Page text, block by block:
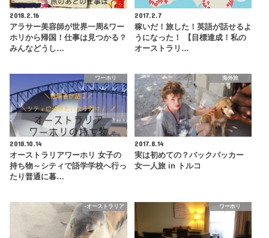
2018.2.16
アラサー美容師が世界一周&ワー
ホリから帰国！仕事は見つかる？
みんなどうし…
2017.2.7
稼いだ！旅した！英語が話せるよ
うになった！ 【目標達成！私の
オーストラリ…
ワーホリ
2018.10.14
オーストラリアワーホリ 女子の
持ち物～シティで語学学校へ行っ
たり普通に暮…
海外旅
2017.8.14
実は初めての？バックパッカー
女一人旅 in トルコ
-オーストラリア ワーホリ